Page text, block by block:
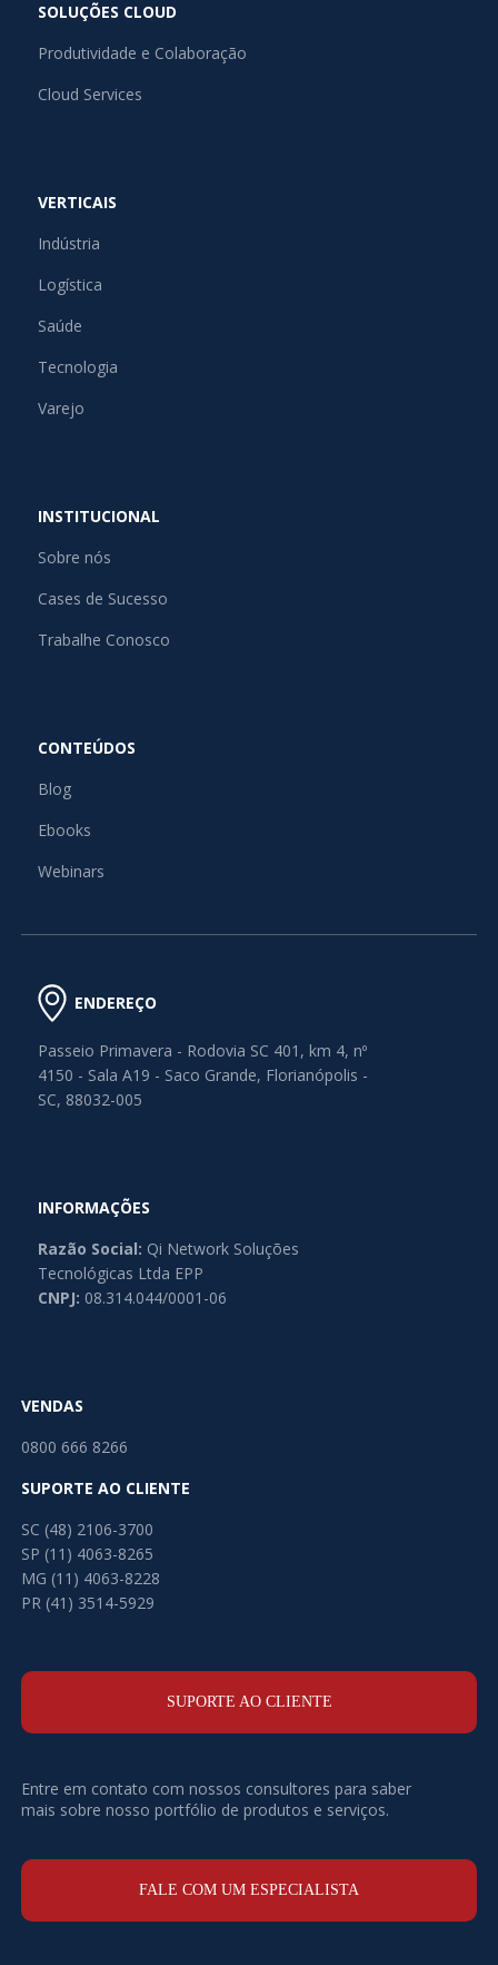
SOLUÇÕES CLOUD
Produtividade e Colaboração
Cloud Services
VERTICAIS
Indústria
Logística
Saúde
Tecnologia
Varejo
INSTITUCIONAL
Sobre nós
Cases de Sucesso
Trabalhe Conosco
CONTEÚDOS
Blog
Ebooks
Webinars
ENDEREÇO
Passeio Primavera - Rodovia SC 401, km 4, nº
4150 - Sala A19 - Saco Grande, Florianópolis -
SC, 88032-005
INFORMAÇÕES
Razão Social: Qi Network Soluções
Tecnológicas Ltda EPP
CNPJ: 08.314.044/0001-06
VENDAS
0800 666 8266
SUPORTE AO CLIENTE
SC (48) 2106-3700
SP (11) 4063-8265
MG (11) 4063-8228
PR (41) 3514-5929
SUPORTE AO CLIENTE
Entre em contato com nossos consultores para saber
mais sobre nosso portfólio de produtos e serviços.
FALE COM UM ESPECIALISTA